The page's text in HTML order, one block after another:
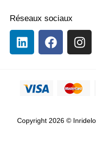
Réseaux sociaux
Copyright 2026 ©